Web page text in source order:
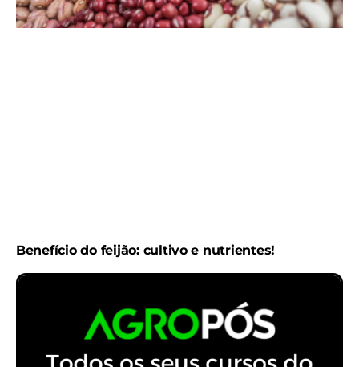
Benefício do feijão: cultivo e nutrientes!